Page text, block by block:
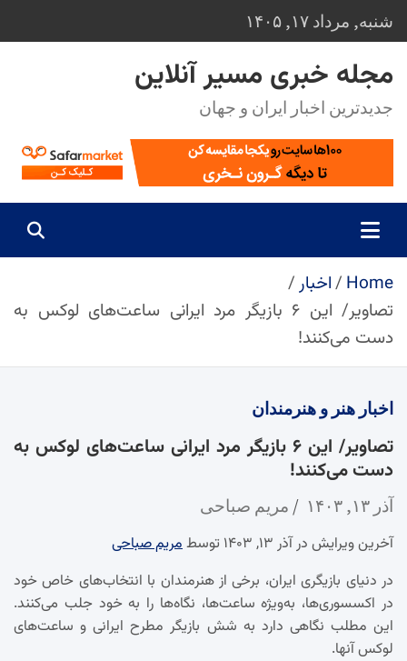
Skip
to
content
شنبه, مرداد ۱۷, ۱۴۰۵
مجله خبری مسیر آنلاین
جدیدترین اخبار ایران و جهان
Home
اخبار
تصاویر/ این ۶ بازیگر مرد ایرانی ساعت‌های لوکس به
دست می‌کنند!
اخبار هنر و هنرمندان
تصاویر/ این ۶ بازیگر مرد ایرانی ساعت‌های لوکس به
دست می‌کنند!
آذر ۱۳, ۱۴۰۳ مریم صباحی
آخرین ویرایش در آذر ۱۳, ۱۴۰۳ توسط
مریم صباحی
در دنیای بازیگری ایران، برخی از هنرمندان با انتخاب‌های خاص خود
در اکسسوری‌ها، به‌ویژه ساعت‌ها، نگاه‌ها را به خود جلب می‌کنند.
این مطلب نگاهی دارد به شش بازیگر مطرح ایرانی و ساعت‌های
لوکس آنها.